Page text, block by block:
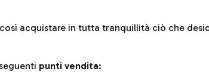
acquistare in tutta tranquillità ciò che
punti vendita: